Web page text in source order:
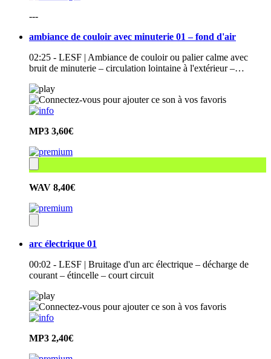
---
ambiance de couloir avec minuterie 01 – fond d'air
02:25 - LESF | Ambiance de couloir ou palier calme avec
bruit de minuterie – circulation lointaine à l'extérieur –…
MP3 3,60€
WAV 8,40€
arc électrique 01
00:02 - LESF | Bruitage d'un arc électrique – décharge de
courant – étincelle – court circuit
MP3 2,40€